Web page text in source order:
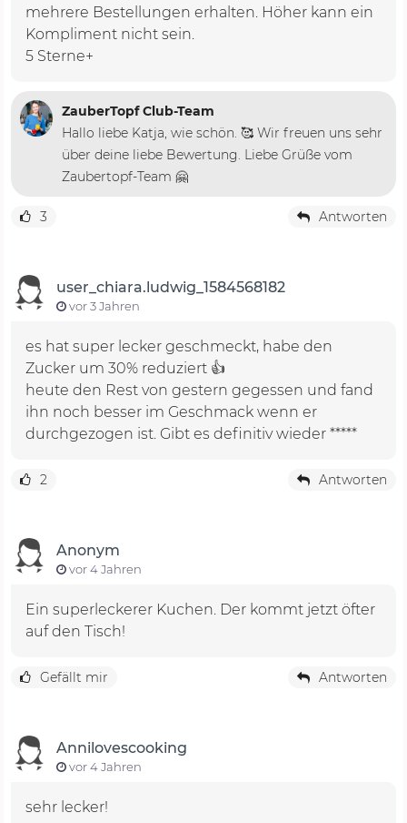
mehrere Bestellungen erhalten. Höher kann ein
Kompliment nicht sein.
5 Sterne+
ZauberTopf Club-Team
Hallo liebe Katja, wie schön. 🥰 Wir freuen uns sehr
über deine liebe Bewertung. Liebe Grüße vom
Zaubertopf-Team 🤗
3 Antworten
user_chiara.ludwig_1584568182
vor 3 Jahren
es hat super lecker geschmeckt, habe den
Zucker um 30% reduziert 👍
heute den Rest von gestern gegessen und fand
ihn noch besser im Geschmack wenn er
durchgezogen ist. Gibt es definitiv wieder *****
2 Antworten
Anonym
vor 4 Jahren
Ein superleckerer Kuchen. Der kommt jetzt öfter
auf den Tisch!
Gefällt mir Antworten
Annilovescooking
vor 4 Jahren
sehr lecker!